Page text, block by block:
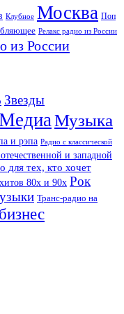
Клубное Москва Поп
Релакс радио из России
из России
Звезды
Музыка
и рэпа Радио с классической
и западной
для тех, кто хочет
80х и 90х Рок
Транс-радио на